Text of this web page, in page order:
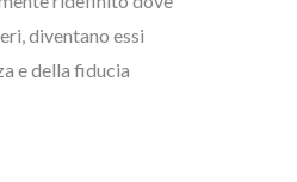
diventano essi
e della fiducia